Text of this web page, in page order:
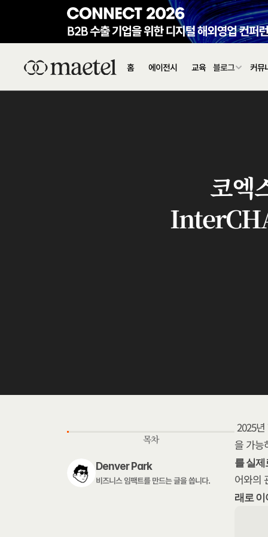
홈 에이전시 교육 블로그 커뮤
코엑
목차
Denver Park
비즈니스 임팩트를 만드는 글을 씁니다.
2025
을 가능
를 실제
어와의
래로